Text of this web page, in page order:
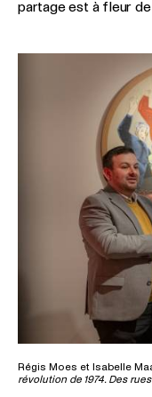
partage est à fleur de
Régis Moes et Isabelle
révolution de 1974. Des